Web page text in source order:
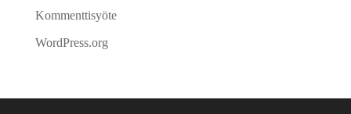
Kommenttisyöte
WordPress.org